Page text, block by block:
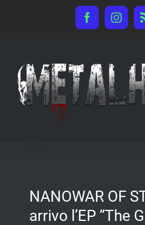
Facebook
NANOWAR OF
arrivo l’EP “The